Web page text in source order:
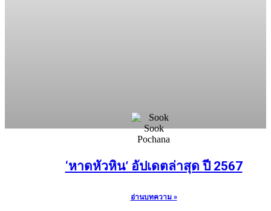
‘หาดหัวหิน’ อัปเดตล่าสุด ปี 2567
อ่านบทความ »